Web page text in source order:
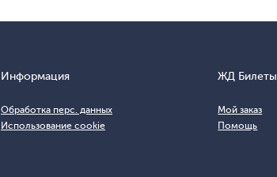
Информация
Обработка перс. данных
Использование cookie
ЖД Билеты
Мой заказ
Помощь